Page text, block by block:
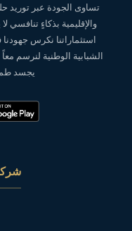
تساوى الجودة عبر توريد
والإقليمية بذكاءٍ تنافسي
استثماراتنا نكرس
الشبابية الوطنية لنرسم
يجسد